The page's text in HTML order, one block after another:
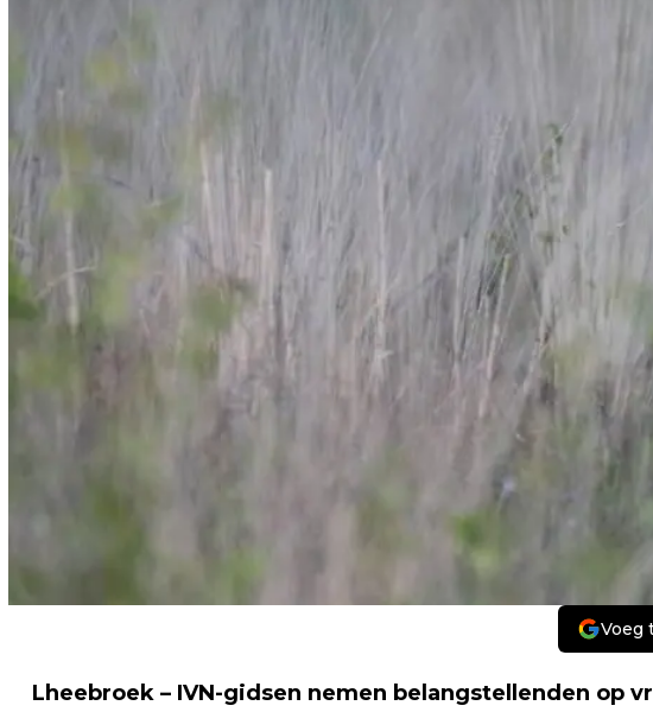
Voeg
Lheebroek – IVN-gidsen nemen belangstellenden op